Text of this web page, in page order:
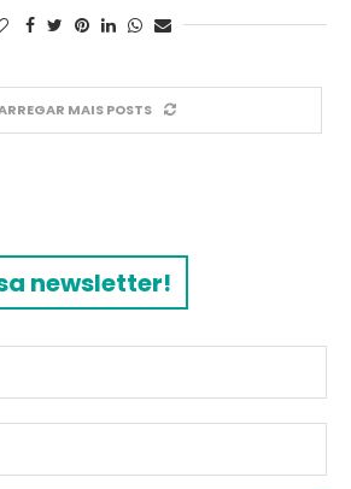
MAIS POSTS
newsletter!